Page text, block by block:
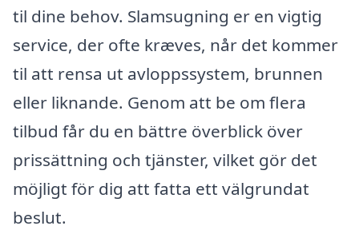
til dine behov. Slamsugning er en vigtig
service, der ofte kræves, når det kommer
til att rensa ut avloppssystem, brunnen
eller liknande. Genom att be om flera
tilbud får du en bättre överblick över
prissättning och tjänster, vilket gör det
möjligt för dig att fatta ett välgrundat
beslut.